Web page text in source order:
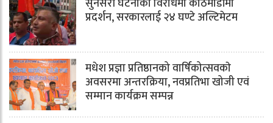
प्रदर्शन, सरकारलाई २४ घण्टे अल्टिमेटम
मधेश प्रज्ञा प्रतिष्ठानको वार्षिकोत्सवकाे
अवसरमा अन्तरक्रिया, नवप्रतिभा खोजी एवं
सम्मान कार्यक्रम सम्पन्न